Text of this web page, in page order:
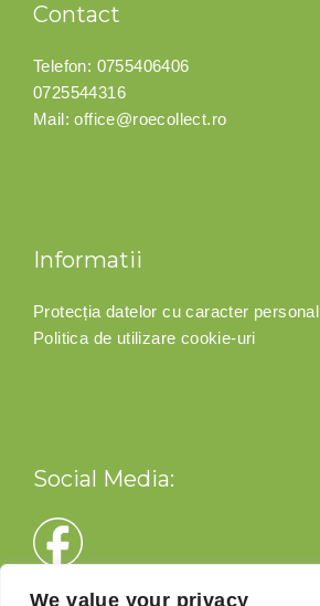
We value your privacy
Contact
Telefon: 0755406406
0725544316
Mail:office@roecollect.ro
Informatii
Protecția datelor cu caracter personal
Politica de utilizare cookie-uri
Social Media: